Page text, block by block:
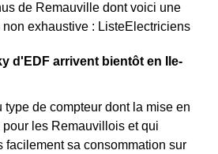
de Remauville dont voici une
non exhaustive : ListeElectriciens
d'EDF arrivent bientôt en Ile-
type de compteur dont la mise en
les Remauvillois et qui
facilement sa consommation sur